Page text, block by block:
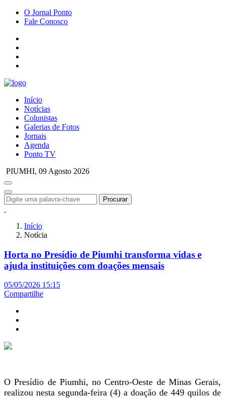
O Jornal Ponto
Fale Conosco
Início
Notícias
Colunistas
Galerias de Fotos
Jornais
Agenda
Ponto TV
PIUMHI, 09 Agosto 2026
Procurar
Início
Notícia
Horta no Presídio de Piumhi transforma vidas e
ajuda instituições com doações mensais
05/05/2026 15:15
Compartilhe
O Presídio de Piumhi, no Centro-Oeste de Minas Gerais,
realizou nesta segunda-feira (4) a doação de 449 quilos de